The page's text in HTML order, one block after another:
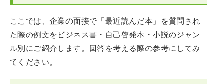
ここでは、企業の面接で「最近読んだ本」を質問され
た際の例文をビジネス書・自己啓発本・小説のジャン
ル別にご紹介します。回答を考える際の参考にしてみ
てください。